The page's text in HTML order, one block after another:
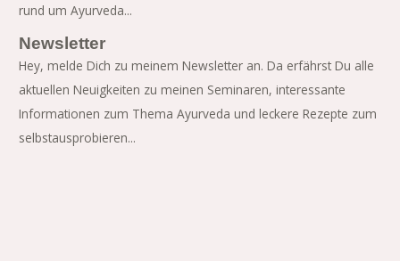
rund um Ayurveda...
Newsletter
Hey, melde Dich zu meinem Newsletter an. Da erfährst Du alle
aktuellen Neuigkeiten zu meinen Seminaren, interessante
Informationen zum Thema Ayurveda und leckere Rezepte zum
selbstausprobieren...